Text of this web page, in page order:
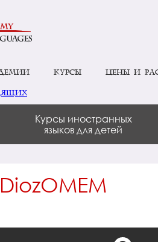
Курсы Цены и
Курсы иностранных
языков для детей